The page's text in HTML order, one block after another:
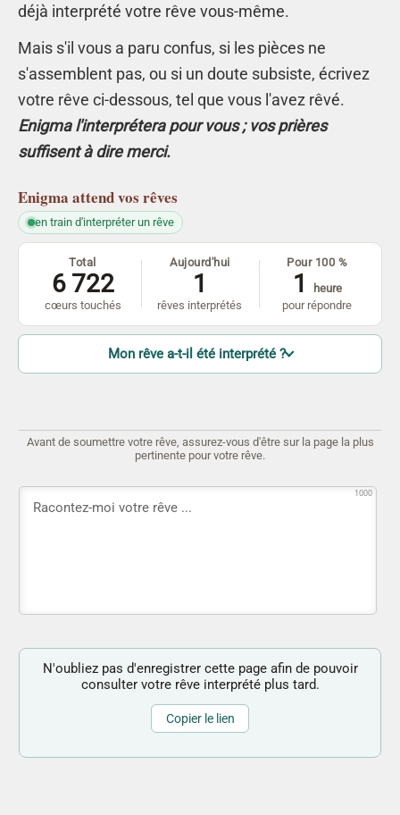
déjà interprété votre rêve vous-même.
Mais s'il vous a paru confus, si les pièces ne
s'assemblent pas, ou si un doute subsiste, écrivez
votre rêve ci-dessous, tel que vous l'avez rêvé.
Enigma l'interprétera pour vous ; vos prières
suffisent à dire merci.
Enigma attend vos rêves
en train d'interpréter un rêve
Total
6 722
cœurs touchés
Aujourd'hui
1
rêves interprétés
Pour 100 %
1
heure
pour répondre
Mon rêve a-t-il été interprété ?
Avant de soumettre votre rêve, assurez-vous d'être sur la page la plus
pertinente pour votre rêve.
1000
N'oubliez pas d'enregistrer cette page afin de pouvoir
consulter votre rêve interprété plus tard.
Copier le lien